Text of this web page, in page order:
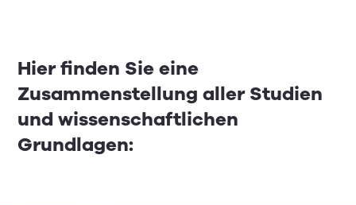
Hier finden Sie eine
Zusammenstellung aller Studien
und wissenschaftlichen
Grundlagen: